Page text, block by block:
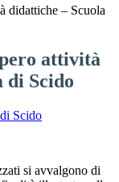
didattiche – Scuola
attività
di Scido
Scido
si avvalgono di